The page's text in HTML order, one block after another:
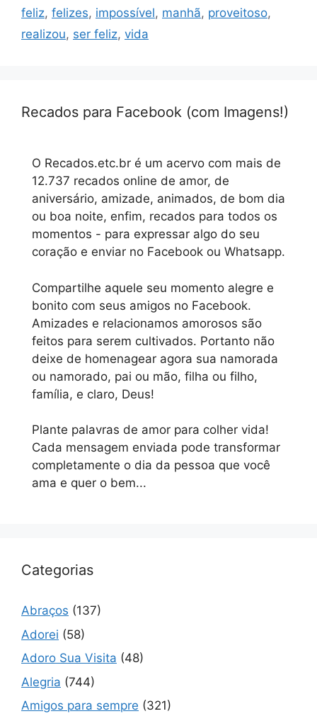
feliz, felizes, impossível, manhã, proveitoso,
realizou, ser feliz, vida
Recados para Facebook (com Imagens!)
O Recados.etc.br é um acervo com mais de
12.737 recados online de amor, de
aniversário, amizade, animados, de bom dia
ou boa noite, enfim, recados para todos os
momentos - para expressar algo do seu
coração e enviar no Facebook ou Whatsapp.
Compartilhe aquele seu momento alegre e
bonito com seus amigos no Facebook.
Amizades e relacionamos amorosos são
feitos para serem cultivados. Portanto não
deixe de homenagear agora sua namorada
ou namorado, pai ou mão, filha ou filho,
família, e claro, Deus!
Plante palavras de amor para colher vida!
Cada mensagem enviada pode transformar
completamente o dia da pessoa que você
ama e quer o bem...
Categorias
Abraços (137)
Adorei (58)
Adoro Sua Visita (48)
Alegria (744)
Amigos para sempre (321)